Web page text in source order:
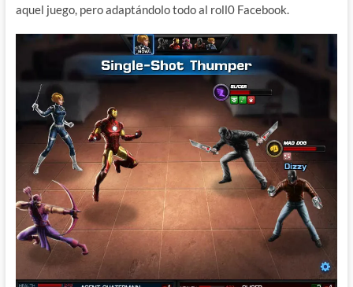
aquel juego, pero adaptándolo todo al roll0 Facebook.